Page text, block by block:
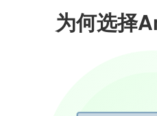
为何选择